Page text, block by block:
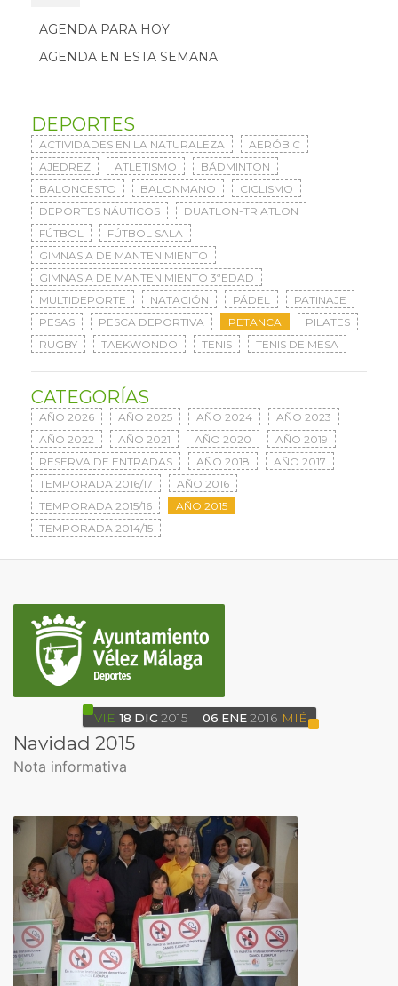
AGENDA PARA HOY
AGENDA EN ESTA SEMANA
DEPORTES
ACTIVIDADES EN LA NATURALEZA
AERÓBIC
AJEDREZ
ATLETISMO
BÁDMINTON
BALONCESTO
BALONMANO
CICLISMO
DEPORTES NÁUTICOS
DUATLON-TRIATLON
FÚTBOL
FÚTBOL SALA
GIMNASIA DE MANTENIMIENTO
GIMNASIA DE MANTENIMIENTO 3ªEDAD
MULTIDEPORTE
NATACIÓN PÁDEL
PATINAJE
PESAS
PESCA DEPORTIVA PETANCA
PILATES
RUGBY
TAEKWONDO TENIS TENIS DE MESA
CATEGORÍAS
AÑO 2026 AÑO 2025 AÑO 2024
AÑO 2023
AÑO 2022
AÑO 2021 AÑO 2020
AÑO 2019
RESERVA DE ENTRADAS
AÑO 2018
AÑO 2017
TEMPORADA 2016/17
AÑO 2016
TEMPORADA 2015/16
AÑO 2015
TEMPORADA 2014/15
VIE 18 DIC 2015 06 ENE 2016 MIÉ
Navidad 2015
Nota informativa